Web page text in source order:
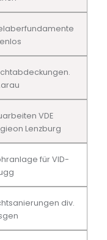
VDE
Lenzburg
für VID-
div.